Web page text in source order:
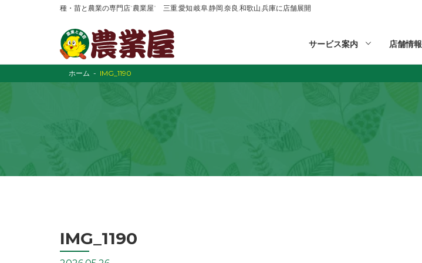
種・苗と農業の専門店“農業屋” 三重,愛知,岐阜,静岡,奈良,和歌山,兵庫に店舗展開
サービス案内 店舗情報
ホーム IMG_1190
IMG_1190